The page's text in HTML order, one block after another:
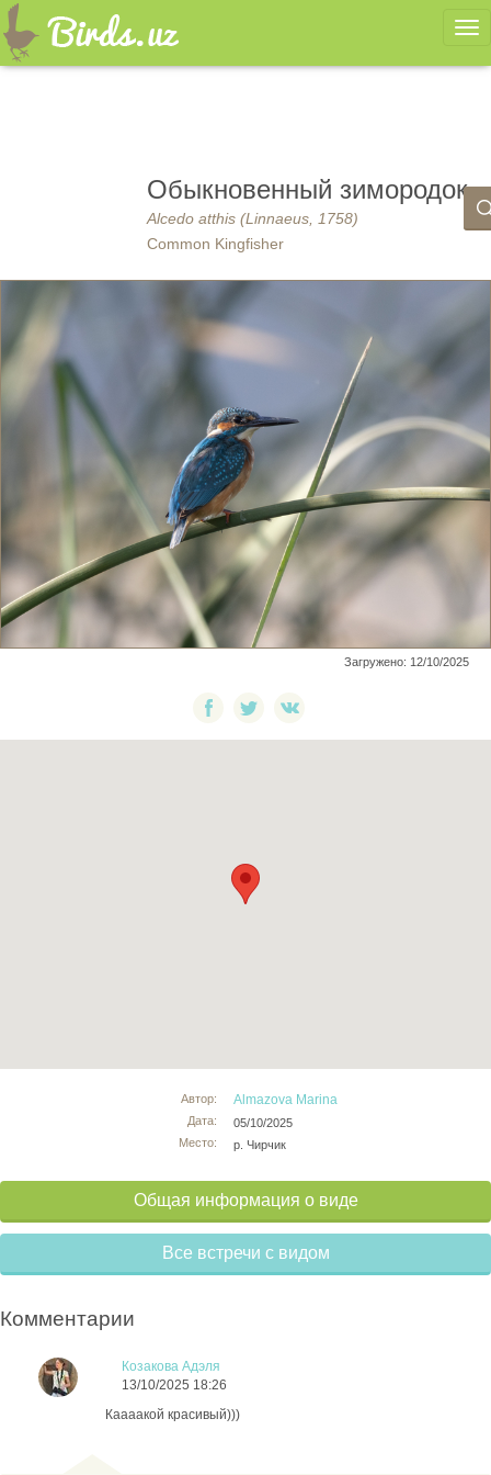
Обыкновенный зимородок
Alcedo atthis (Linnaeus, 1758)
Common Kingfisher
Загружено: 12/10/2025
Автор:
Дата:
Место:
Almazova Marina
05/10/2025
р. Чирчик
Общая информация о виде
Все встречи с видом
Комментарии
Козакова Адэля
13/10/2025 18:26
Каааакой красивый)))